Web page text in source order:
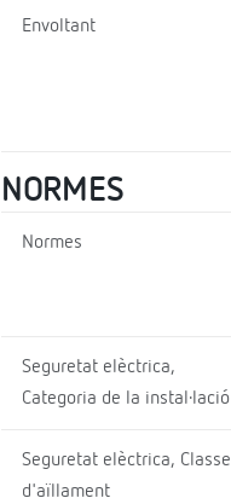
Envoltant
NORMES
Normes
Seguretat elèctrica,
Categoria de la instal·lació
Seguretat elèctrica, Classe
d'aïllament